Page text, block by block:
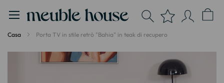
Casa Porta TV in stile retrò "Bahia" in teak di recupero